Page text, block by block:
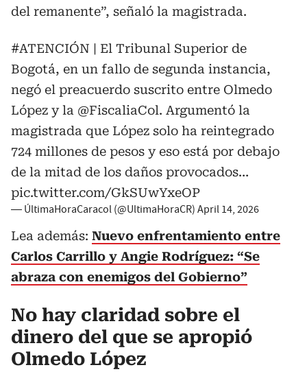
del remanente”, señaló la magistrada.
#ATENCIÓN | El Tribunal Superior de
Bogotá, en un fallo de segunda instancia,
negó el preacuerdo suscrito entre Olmedo
López y la @FiscaliaCol. Argumentó la
magistrada que López solo ha reintegrado
724 millones de pesos y eso está por debajo
de la mitad de los daños provocados…
pic.twitter.com/GkSUwYxeOP
— ÚltimaHoraCaracol (@UltimaHoraCR) April 14, 2026
Lea además: Nuevo enfrentamiento entre
Carlos Carrillo y Angie Rodríguez: “Se
abraza con enemigos del Gobierno”
No hay claridad sobre el
dinero del que se apropió
Olmedo López